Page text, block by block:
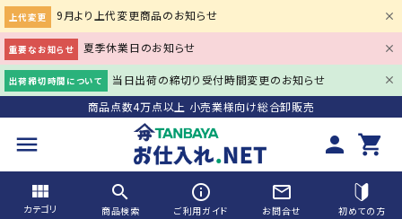
上代変更 9月より上代変更商品のお知らせ
重要なお知らせ 夏季休業日のお知らせ
出荷締切時間について
当日出荷の締切り受付時間変更のお知らせ
商品点数4万点以上 小売業様向け総合卸販売
menu person shopping_cart
view_module
カテゴリ
search
商品検索
info_outline
ご利用ガイド
mail_outline
お問合せ 初めての方